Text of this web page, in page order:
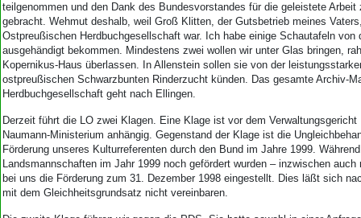
teilgenommen und den Dank des Bundesvorstandes für die geleistete Arbeit
gebracht. Wehmut deshalb, weil Groß Klitten, der Gutsbetrieb meines
Ostpreußischen Herdbuchgesellschaft war. Ich habe einige Schautafeln von
ausgehändigt bekommen. Mindestens zwei wollen wir unter Glas bringen,
Kopernikus-Haus überlassen. In Allenstein sollen sie von der
ostpreußischen Schwarzbunten Rinderzucht künden. Das gesamte Archiv-
Herdbuchgesellschaft geht nach Ellingen.
Derzeit führt die LO zwei Klagen. Eine Klage ist vor dem Verwaltungsgericht
Naumann-Ministerium anhängig. Gegenstand der Klage ist die
Förderung unseres Kulturreferenten durch den Bund im Jahre 1999.
Landsmannschaften im Jahr 1999 noch gefördert wurden – inzwischen auch
bei uns die Förderung zum 31. Dezember 1998 eingestellt. Dies läßt sich
mit dem Gleichheitsgrundsatz nicht vereinbaren.